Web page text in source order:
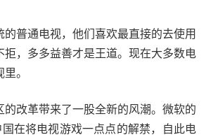
普通电视，他们喜欢最直接的去使用
，多多益善才是王道。现在大多数电
。
的改革带来了一股全新的风潮。微软的
在将电视游戏一点点的解禁，自此电